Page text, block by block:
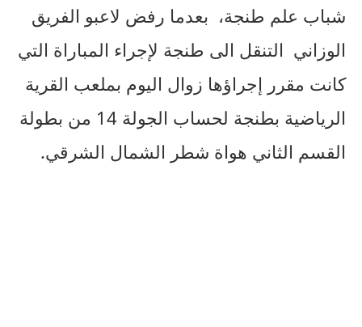
شباب علم طنجة، بعدما رفض لاعبو الفريق
الوزاني التنقل الى طنجة لإجراء المباراة التي
كانت مقرر إجراؤها زوال اليوم بملعب القرية
الرياضية بطنجة لحساب الجولة 14 من بطولة
القسم الثاني هواة شطر الشمال الشرقي.